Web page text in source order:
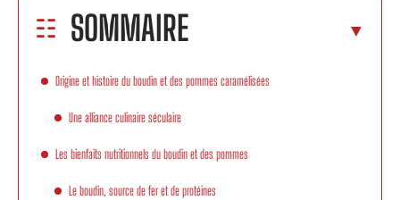
SOMMAIRE
Origine et histoire du boudin et des pommes caramélisées
Une alliance culinaire séculaire
Les bienfaits nutritionnels du boudin et des pommes
Le boudin, source de fer et de protéines